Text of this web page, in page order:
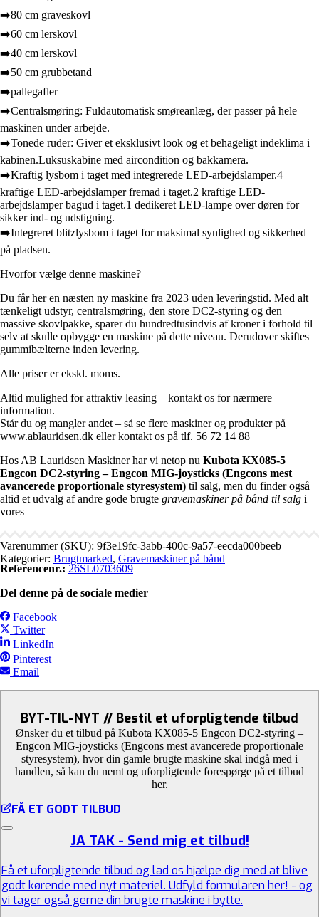
➡️80 cm graveskovl
➡️60 cm lerskovl
➡️40 cm lerskovl
➡️50 cm grubbetand
➡️pallegafler
➡️Centralsmøring: Fuldautomatisk smøreanlæg, der passer på hele
maskinen under arbejde.
➡️Tonede ruder: Giver et eksklusivt look og et behageligt indeklima i
kabinen.Luksuskabine med aircondition og bakkamera.
➡️Kraftig lysbom i taget med integrerede LED-arbejdslamper.4
kraftige LED-arbejdslamper fremad i taget.2 kraftige LED-
arbejdslamper bagud i taget.1 dedikeret LED-lampe over døren for
sikker ind- og udstigning.
➡️Integreret blitzlysbom i taget for maksimal synlighed og sikkerhed
på pladsen.
Hvorfor vælge denne maskine?
Du får her en næsten ny maskine fra 2023 uden leveringstid. Med alt
tænkeligt udstyr, centralsmøring, den store DC2-styring og den
massive skovlpakke, sparer du hundredtusindvis af kroner i forhold til
selv at skulle opbygge en maskine på dette niveau. Derudover skiftes
gummibælterne inden levering.
Alle priser er ekskl. moms.
Altid mulighed for attraktiv leasing – kontakt os for nærmere
information.
Står du og mangler andet – så se flere maskiner og produkter på
www.ablauridsen.dk eller kontakt os på tlf. 56 72 14 88
Hos AB Lauridsen Maskiner har vi netop nu Kubota KX085-5
Engcon DC2-styring – Engcon MIG-joysticks (Engcons mest
avancerede proportionale styresystem) til salg, men du finder også
altid et udvalg af andre gode brugte gravemaskiner på bånd til salg i
vores
Varenummer (SKU): 9f3e19fc-3abb-400c-9a57-eecda000beeb
Kategorier: Brugtmarked, Gravemaskiner på bånd
Referencenr.: 26SL0703609
Del denne på de sociale medier
Facebook
Twitter
LinkedIn
Pinterest
Email
BYT-TIL-NYT // Bestil et uforpligtende tilbud
Ønsker du et tilbud på Kubota KX085-5 Engcon DC2-styring –
Engcon MIG-joysticks (Engcons mest avancerede proportionale
styresystem), hvor din gamle brugte maskine skal indgå med i
handlen, så kan du nemt og uforpligtende forespørge på et tilbud
her.
FÅ ET GODT TILBUD
JA TAK - Send mig et tilbud!
Få et uforpligtende tilbud og lad os hjælpe dig med at blive
godt kørende med nyt materiel. Udfyld formularen her! - og
vi tager også gerne din brugte maskine i bytte.